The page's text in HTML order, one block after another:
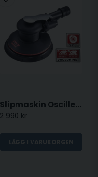
Slipmaskin Oscillerande 150mm - Tryckluft
2 990 kr
LÄGG I VARUKORGEN